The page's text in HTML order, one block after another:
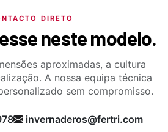
DIRETO
neste modelo.
aproximadas, a cultura
A nossa equipa técnica
sem compromisso.
invernaderos@fertri.com